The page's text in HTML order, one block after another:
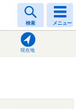
検索 メニュー
現在地